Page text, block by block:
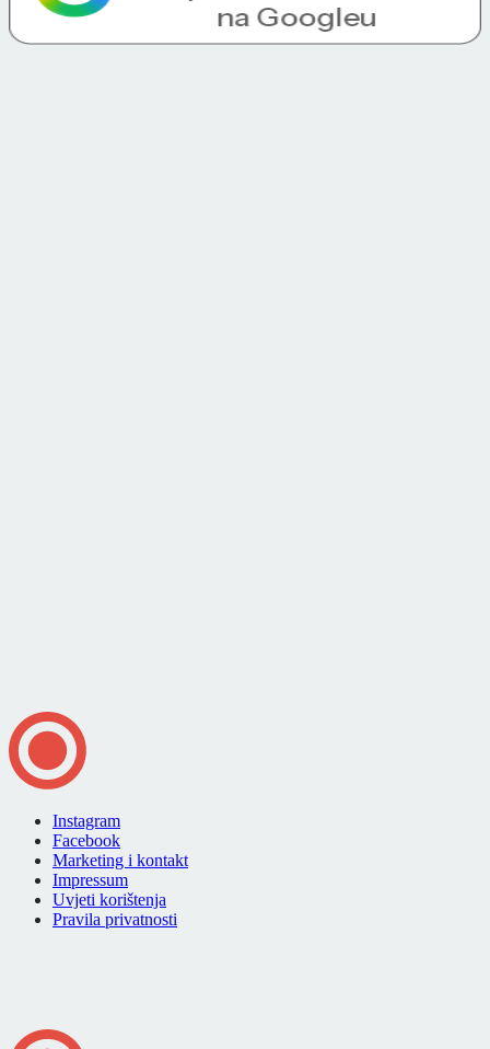
Instagram
Facebook
Marketing i kontakt
Impressum
Uvjeti korištenja
Pravila privatnosti